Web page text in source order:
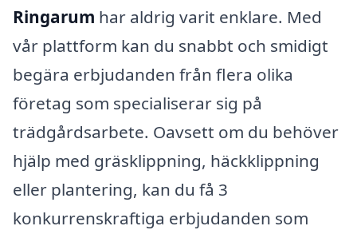
Ringarum har aldrig varit enklare. Med
vår plattform kan du snabbt och smidigt
begära erbjudanden från flera olika
företag som specialiserar sig på
trädgårdsarbete. Oavsett om du behöver
hjälp med gräsklippning, häckklippning
eller plantering, kan du få 3
konkurrenskraftiga erbjudanden som